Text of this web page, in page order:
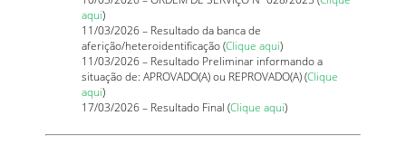
aqui)
11/03/2026 – Resultado da banca de
aferição/heteroidentificação (Clique aqui)
11/03/2026 – Resultado Preliminar informando a
situação de: APROVADO(A) ou REPROVADO(A) (Clique
aqui)
17/03/2026 – Resultado Final (Clique aqui)